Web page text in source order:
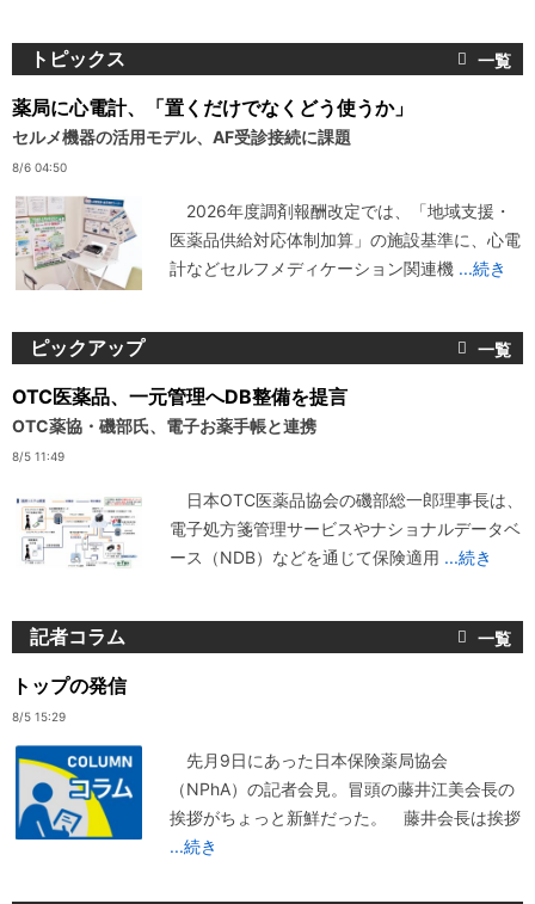
トピックス
薬局に心電計、「置くだけでなくどう使うか」
セルメ機器の活用モデル、AF受診接続に課題
8/6 04:50
2026年度調剤報酬改定では、「地域支援・
医薬品供給対応体制加算」の施設基準に、心電
計などセルフメディケーション関連機 ...続き
ピックアップ
OTC医薬品、一元管理へDB整備を提言
OTC薬協・磯部氏、電子お薬手帳と連携
8/5 11:49
日本OTC医薬品協会の磯部総一郎理事長は、
電子処方箋管理サービスやナショナルデータベ
ース（NDB）などを通じて保険適用 ...続き
記者コラム
トップの発信
8/5 15:29
先月9日にあった日本保険薬局協会
（NPhA）の記者会見。冒頭の藤井江美会長の
挨拶がちょっと新鮮だった。 藤井会長は挨拶
...続き